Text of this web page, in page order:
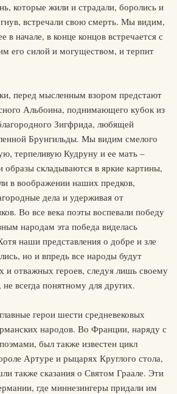
которые жили и страдали, боролись и
встречали свою смерть. Мы видим,
в начале, в конце концов встречается с
его силой и могуществом, и терпит
перед мысленным взором предстают
Альбоина, поднимающего кубок из
Зигфрида, любящей
Брунгильды. Мы видим смелого
терпеливую Кудруну и ее мать –
складываются в яркие картины,
в воображении наших предков,
дела и удерживая от
Во все века поэты воспевали победу
народам эта победа виделась
наши представления о добре и зле
но и впредь все народы будут
и отважных героев, следуя лишь своему
всегда понятному для других.
герои шести средневековых
народов. Во Франции, наряду с
был также известен цикл
Артуре и рыцарях Круглого стола,
также сказания о Святом Граале. Эти
где миннезингеры придали им